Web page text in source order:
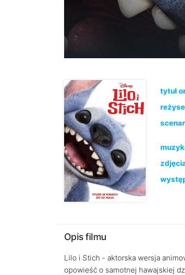
tytuł
Opis filmu
Lilo i Stich - aktorska wersja
opowieść o samotnej hawajskiej